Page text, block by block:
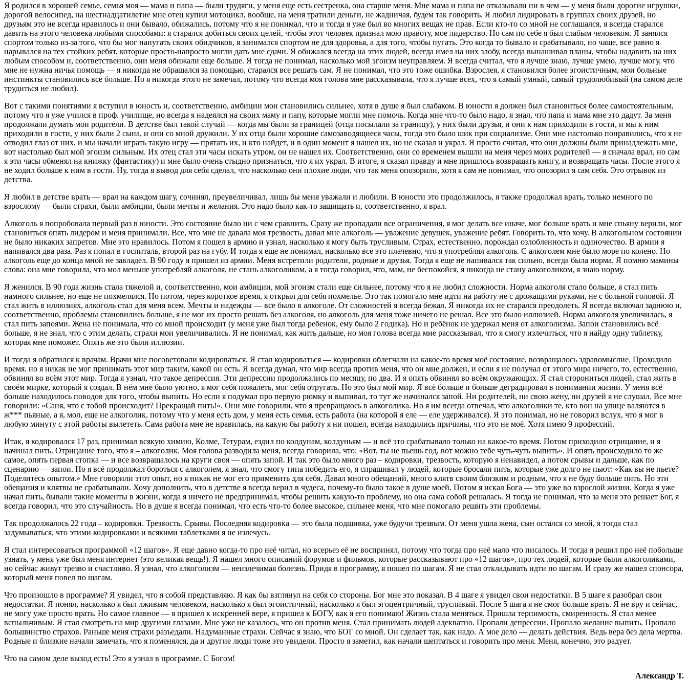
Я родился в хорошей семье, семья моя — мама и папа — были трудяги, у меня еще есть сестренка, она старше меня. Мне мама и папа не отказывали ни в чем — у меня были дорогие игрушки,
дорогой велосипед, на шестнадцатилетие мне отец купил мотоцикл, вообще, на меня тратили деньги, не жадничая, будем так говорить. Я любил лидировать в группах своих друзей, но
друзьям это не всегда нравилось и они бывало, обижались, потому что я не понимал, что и тогда я уже был во многих вещах не прав. Если кто-то со мной не соглашался, я всегда старался
давить на этого человека любыми способами: я старался добиться своих целей, чтобы этот человек признал мою правоту, мое лидерство. Но сам по себе я был слабым человеком. Я занялся
спортом только из-за того, что бы мог напугать своих обидчиков, я занимался спортом не для здоровья, а для того, чтобы пугать. Это когда то бывало и срабатывало, но чаще, все равно я
нарывался на тех стойких ребят, которые просто-напросто могли дать мне сдачи. Я обижался всегда на этих людей, всегда имел на них злобу, всегда вынашивал планы, чтобы надавить на них
любым способом и, соответственно, они меня обижали еще больше. Я тогда не понимал, насколько мой эгоизм неуправляем. Я всегда считал, что я лучше знаю, лучше умею, лучше могу, что
мне не нужна ничья помощь — я никогда не обращался за помощью, старался все решать сам. Я не понимал, что это тоже ошибка. Взрослея, я становился более эгоистичным, мои больные
инстинкты становились все больше. Но я никогда этого не замечал, потому что всегда моя голова мне рассказывала, что я лучше всех, что я самый умный, самый трудолюбивый (на самом деле
трудиться не любил).
Вот с такими понятиями я вступил в юность и, соответственно, амбиции мои становились сильнее, хотя в душе я был слабаком. В юности я должен был становиться более самостоятельным,
потому что я уже учился в проф. училище, но всегда я надеялся на своих маму и папу, которые могли мне помочь. Когда мне что-то было надо, я знал, что папа и мама мне это дадут. За меня
продолжали думать мои родители. В детстве был такой случай — когда мы были за границей (отца посылали за границу), у них были друзья, и они к нам приходили в гости, и мы к ним
приходили в гости, у них были 2 сына, и они со мной дружили. У их отца были хорошие самозаводящиеся часы, тогда это было шик при социализме. Они мне настолько понравились, что я не
отводил глаз от них, и мы начали играть такую игру — прятать их, и кто найдет, и в один момент я нашел их, но не сказал и украл. Я просто считал, что они должны были принадлежать мне,
вот настолько был мой эгоизм сильным. Их отец стал эти часы искать утром, он не нашел их. Соответственно, они со временем вышли на меня через моих родителей — я сначала врал, но сам
я эти часы обменял на книжку (фантастику) и мне было очень стыдно признаться, что я их украл. В итоге, я сказал правду и мне пришлось возвращать книгу, и возвращать часы. После этого я
не ходил больше к ним в гости. Ну, тогда я вывод для себя сделал, что насколько они плохие люди, что так меня опозорили, хотя я сам не понимал, что опозорил я сам себя. Это отрывок из
детства.
Я любил в детстве врать — врал на каждом шагу, сочинял, преувеличивал, лишь бы меня уважали и любили. В юности это продолжилось, я также продолжал врать, только немного по
взрослому — были страхи, были амбиции, были мечты и желания. Это надо было как-то защищать и, соответственно, я врал.
Алкоголь я попробовала первый раз в юности. Это состояние было ни с чем сравнить. Сразу же пропадали все ограничения, я мог делать все иначе, мог больше врать и мне спьяну верили, мог
становиться опять лидером и меня принимали. Все, что мне не давала моя трезвость, давал мне алкоголь — уважение девушек, уважение ребят. Говорить то, что хочу. В алкогольном состоянии
не было никаких запретов. Мне это нравилось. Потом я пошел в армию и узнал, насколько я могу быть трусливым. Страх, естественно, порождал озлобленность и одиночество. В армии я
напивался два раза. Раз я попал в госпиталь, второй раз на губу. И тогда я еще не понимал, насколько все это плачевно, что я употреблял алкоголь. С алкоголем мне было море по колено. Но
алкоголь еще до конца мной не завладел. В 90 году я пришел из армии. Меня встретили родители, родные и друзья. Тогда я еще не напивался так сильно, всегда была норма. Я помню мамины
слова: она мне говорила, что мол меньше употребляй алкоголя, не стань алкоголиком, а я тогда говорил, что, мам, не беспокойся, я никогда не стану алкоголиком, я знаю норму.
Я женился. В 90 года жизнь стала тяжелой и, соответственно, мои амбиции, мой эгоизм стали еще сильнее, потому что я не любил сложности. Норма алкоголя стало больше, я стал пить
намного сильнее, но еще не похмелялся. Но потом, через короткое время, я открыл для себя похмелье. Это так помогало мне идти на работу не с дрожащими руками, не с больной головой. Я
стал жить в иллюзиях, алкоголь стал для меня всем. Мечты и надежды — все было в алкоголе. От сложностей я всегда бежал. Я никогда их не старался преодолеть. Я всегда включал заднюю и,
соответственно, проблемы становились больше, я не мог их просто решать без алкоголя, но алкоголь для меня тоже ничего не решал. Все это было иллюзией. Норма алкоголя увеличилась, я
стал пить запоями. Жена не понимала, что со мной происходит (у меня уже был тогда ребенок, ему было 2 годика). Но и ребёнок не удержал меня от алкоголизма. Запои становились всё
больше, я не знал, что с этим делать, страхи мои увеличивались. Я не понимал, как жить дальше, но моя голова всегда мне рассказывал, что я смогу излечиться, что я найду одну таблетку,
которая мне поможет. Опять же это были иллюзии.
И тогда я обратился к врачам. Врачи мне посоветовали кодироваться. Я стал кодироваться — кодировки облегчали на какое-то время моё состояние, возвращалось здравомыслие. Проходило
время. но я никак не мог принимать этот мир таким, какой он есть. Я всегда думал, что мир всегда против меня, что он мне должен, и если я не получал от этого мира ничего, то, естественно,
обвинял во всём этот мир. Тогда я узнал, что такое депрессия. Эти депрессии продолжались по месяцу, по два. И я опять обвинял во всём окружающих. Я стал сторониться людей, стал жить в
своём мирке, который я создал. В нём мне было уютно, я мог себя пожалеть, мог себя отругать. Но это был мой мир. Я всё больше и больше деградировал в понимании жизни. У меня всё
больше находилось поводов для того, чтобы выпить. Но если я подумал про первую рюмку и выпивал, то тут же начинался запой. Ни родителей, ни свою жену, ни друзей я не слушал. Все мне
говорили: «Саня, что с тобой происходит? Прекращай пить!». Они мне говорили, что я превращаюсь в алкоголика. Но я им всегда отвечал, что алкоголики те, кто вон на улице валяются в
ж*** пьяные, а я, мол, еще не алкоголик, потому что у меня есть дом, у меня есть семья, есть работа (на которой я еле — еле удерживался). Я это понимал, но не говорил вслух, что я мог в
любую минуту с этой работы вылететь. Сама работа мне не нравилась, на какую бы работу я ни пошел, всегда находились причины, что это не моё. Хотя имею 9 профессий.
Итак, я кодировался 17 раз, принимал всякую химию, Колме, Тетурам, ездил по колдунам, колдуньям — и всё это срабатывало только на какое-то время. Потом приходило отрицание, и я
начинал пить. Отрицание того, что я – алкоголик. Моя голова разводила меня, всегда говорила, что: «Вот, ты не пьешь год, вот можно тебе чуть-чуть выпить». И опять происходило то же
самое, опять первая стопка — и все возвращалось на круги своя — опять запой. И так это было много раз – кодировки, трезвость, которую я ненавидел, а потом срывы и дальше, как по
сценарию — запои. Но я всё продолжал бороться с алкоголем, я знал, что смогу типа победить его, я спрашивал у людей, которые бросали пить, которые уже долго не пьют: «Как вы не пьете?
Поделитесь опытом.» Мне говорили этот опыт, но я никак не мог его применить для себя. Давал много обещаний, много клятв своим близким и родным, что я не буду больше пить. Но эти
обещания и клятвы не срабатывали. Хочу дополнить, что в детстве я всегда верил в чудеса, почему-то было такое в душе моей. Потом я искал Бога — это уже во взрослой жизни. Когда я уже
начал пить, бывали такие моменты в жизни, когда я ничего не предпринимал, чтобы решить какую-то проблему, но она сама собой решалась. Я тогда не понимал, что за меня это решает Бог, я
всегда говорил, что это случайность. Но в душе я всегда понимал, что есть что-то более высокое, сильнее меня, что мне помогало решить эти проблемы.
Так продолжалось 22 года – кодировки. Трезвость. Срывы. Последняя кодировка — это была подшивка, уже будучи трезвым. От меня ушла жена, сын остался со мной, я тогда стал
задумываться, что этими кодировками и всякими таблетками я не излечусь.
Я стал интересоваться программой «12 шагов». Я еще давно когда-то про неё читал, но всерьез её не воспринял, потому что тогда про неё мало что писалось. И тогда я решил про неё побольше
узнать, у меня уже был меня интернет (это великая вещь!). Я нашел много описаний форумов и фильмов, которые рассказывают про «12 шагов», про тех людей, которые были алкоголиками,
но сейчас живут трезво и счастливо. Я узнал, что алкоголизм — неизлечимая болезнь. Придя в программу, я пошел по шагам. Я не стал откладывать идти по шагам. И сразу же нашел спонсора,
который меня повел по шагам.
Что произошло в программе? Я увидел, что я собой представляю. Я как бы взглянул на себя со стороны. Бог мне это показал. В 4 шаге я увидел свои недостатки. В 5 шаге я разобрал свои
недостатки. Я понял, насколько я был лживым человеком, насколько я был эгоистичный, насколько я был эгоцентричный, трусливый. После 5 шага я не смог больше врать. Я не вру и сейчас,
не могу уже просто врать. Но самое главное — я пришел к искренней вере, я пришел к БОГУ, как я его понимаю! Жизнь стала меняться. Пришла терпимость, смиренность. Я стал менее
вспыльчивым. Я стал смотреть на мир другими глазами. Мне уже не казалось, что он против меня. Стал принимать людей адекватно. Пропали депрессии. Пропало желание выпить. Пропало
большинство страхов. Раньше меня страхи разъедали. Надуманные страхи. Сейчас я знаю, что БОГ со мной. Он сделает так, как надо. А мое дело — делать действия. Ведь вера без дела мертва.
Родные и близкие начали замечать, что я поменялся, да и другие люди тоже это увидели. Просто я заметил, как начали шептаться и говорить про меня. Меня, конечно, это радует.
Что на самом деле выход есть! Это я узнал в программе. С Богом!
Александр Т.